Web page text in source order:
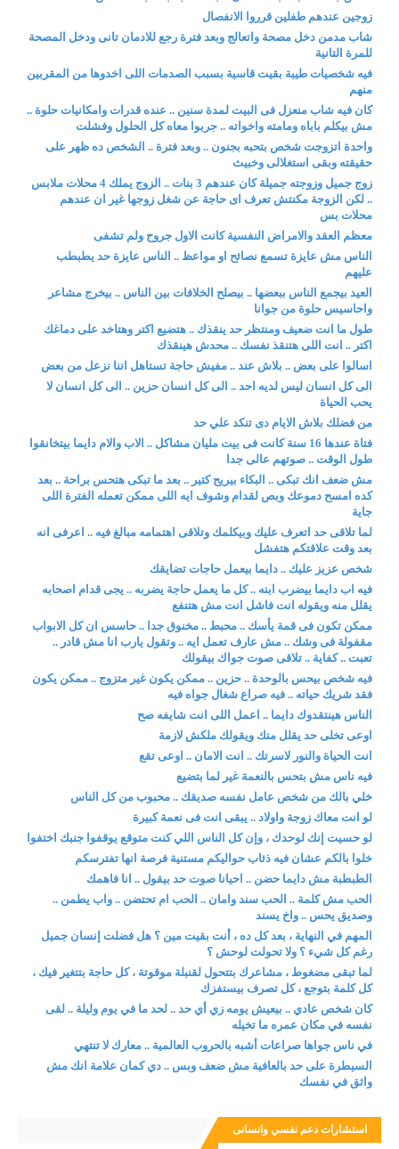
زوجين عندهم طفلين قرروا الانفصال
شاب مدمن دخل مصحة واتعالج وبعد فترة رجع للادمان تانى ودخل المصحة
للمرة التانية
فيه شخصيات طيبة بقيت قاسية بسبب الصدمات اللى اخدوها من المقربين
منهم
كان فيه شاب منعزل فى البيت لمدة سنين .. عنده قدرات وامكانيات حلوة ..
مش بيكلم باباه ومامته واخواته .. جربوا معاه كل الحلول وفشلت
واحدة اتزوجت شخص بتحبه بجنون .. وبعد فترة .. الشخص ده ظهر على
حقيقته وبقى استغلالى وخبيث
زوج جميل وزوجته جميلة كان عندهم 3 بنات .. الزوج يملك 4 محلات ملابس
.. لكن الزوجة مكنتش تعرف اى حاجة عن شغل زوجها غير ان عندهم
محلات بس
معظم العقد والامراض النفسية كانت الاول جروح ولم تشفى
الناس مش عايزة تسمع نصائح او مواعظ .. الناس عايزة حد يطبطب
عليهم
العيد بيجمع الناس ببعضها .. بيصلح الخلافات بين الناس .. بيخرج مشاعر
واحاسيس حلوة من جوانا
طول ما انت ضعيف ومنتظر حد ينقذك .. هتضيع اكتر وهتاخد على دماغك
اكتر .. انت اللى هتنقذ نفسك .. محدش هينقذك
اسالوا على بعض .. بلاش عند .. مفيش حاجة تستاهل اننا نزعل من بعض
الى كل انسان ليس لديه احد .. الى كل انسان حزين .. الى كل انسان لا
يحب الحياة
من فضلك بلاش الايام دى تنكد علي حد
فتاة عندها 16 سنة كانت فى بيت مليان مشاكل .. الاب والام دايما بيتخانقوا
طول الوقت .. صوتهم عالى جدا
مش ضعف انك تبكى .. البكاء بيريح كتير .. بعد ما تبكى هتحس براحة .. بعد
كده امسح دموعك وبص لقدام وشوف ايه اللى ممكن تعمله الفترة اللى
جاية
لما تلاقى حد اتعرف عليك وبيكلمك وتلاقى اهتمامه مبالغ فيه .. اعرفى انه
بعد وقت علاقتكم هتفشل
شخص عزيز عليك .. دايما بيعمل حاجات تضايقك
فيه اب دايما بيضرب ابنه .. كل ما يعمل حاجة يضربه .. يجى قدام اصحابه
يقلل منه ويقوله انت فاشل انت مش هتنفع
ممكن تكون فى قمة يأسك .. محبط .. مخنوق جدا .. حاسس ان كل الابواب
مقفولة فى وشك .. مش عارف تعمل ايه .. وتقول يارب انا مش قادر ..
تعبت .. كفاية .. تلاقى صوت جواك بيقولك
فيه شخص بيحس بالوحدة .. حزين .. ممكن يكون غير متزوج .. ممكن يكون
فقد شريك حياته .. فيه صراع شغال جواه فيه
الناس هينتقدوك دايما .. اعمل اللى انت شايفه صح
اوعى تخلى حد يقلل منك ويقولك ملكش لازمة
انت الحياة والنور لاسرتك .. انت الامان .. اوعى تقع
فيه ناس مش بتحس بالنعمة غير لما بتضيع
خلي بالك من شخص عامل نفسه صديقك .. محبوب من كل الناس
لو انت معاك زوجة واولاد .. يبقى انت فى نعمة كبيرة
لو حسيت إنك لوحدك ، وإن كل الناس اللي كنت متوقع يوقفوا جنبك اختفوا
خلوا بالكم عشان فيه ذئاب حواليكم مستنية فرصة انها تفترسكم
الطبطبة مش دايما حضن .. احيانا صوت حد بيقول .. انا فاهمك
الحب مش كلمة .. الحب سند وامان .. الحب ام تحتضن .. واب يطمن ..
وصديق يحس .. واخ يسند
المهم في النهاية ، بعد كل ده ، أنت بقيت مين ؟ هل فضلت إنسان جميل
رغم كل شيء ؟ ولا تحولت لوحش ؟
لما تبقى مضغوط ، مشاعرك بتتحول لقنبلة موقوتة ، كل حاجة بتتغير فيك ،
كل كلمة بتوجع ، كل تصرف بيستفزك
كان شخص عادي .. بيعيش يومه زي أي حد .. لحد ما في يوم وليلة .. لقى
نفسه في مكان عمره ما تخيله
في ناس جواها صراعات أشبه بالحروب العالمية .. معارك لا تنتهي
السيطرة على حد بالعافية مش ضعف وبس .. دي كمان علامة انك مش
واثق في نفسك
استشارات دعم نفسي وانسانى